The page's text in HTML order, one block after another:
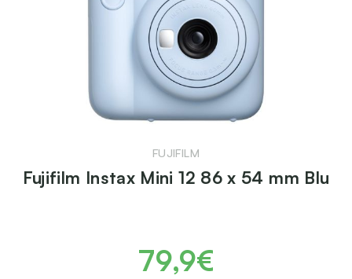
FUJIFILM
Fujifilm Instax Mini 12 86 x 54 mm Blu
79,9€